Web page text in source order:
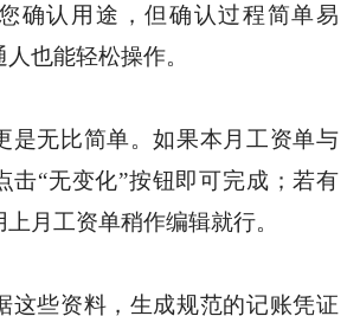
确认用途，但确认过程简单易
也能轻松操作。
是无比简单。如果本月工资单与
击“无变化”按钮即可完成；若有
月工资单稍作编辑就行。
这些资料，生成规范的记账凭证